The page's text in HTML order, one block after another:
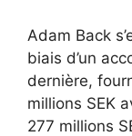
Adam Back
biais d’un
dernière,
millions SEK
277 millions